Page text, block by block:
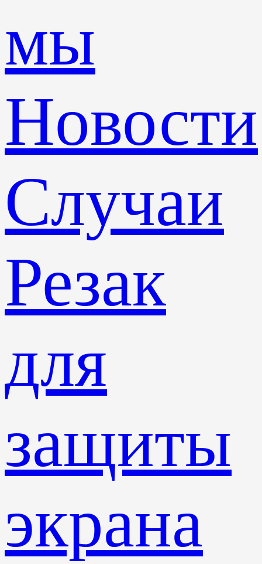
мы
Новости
Случаи
Резак
для
защиты
экрана